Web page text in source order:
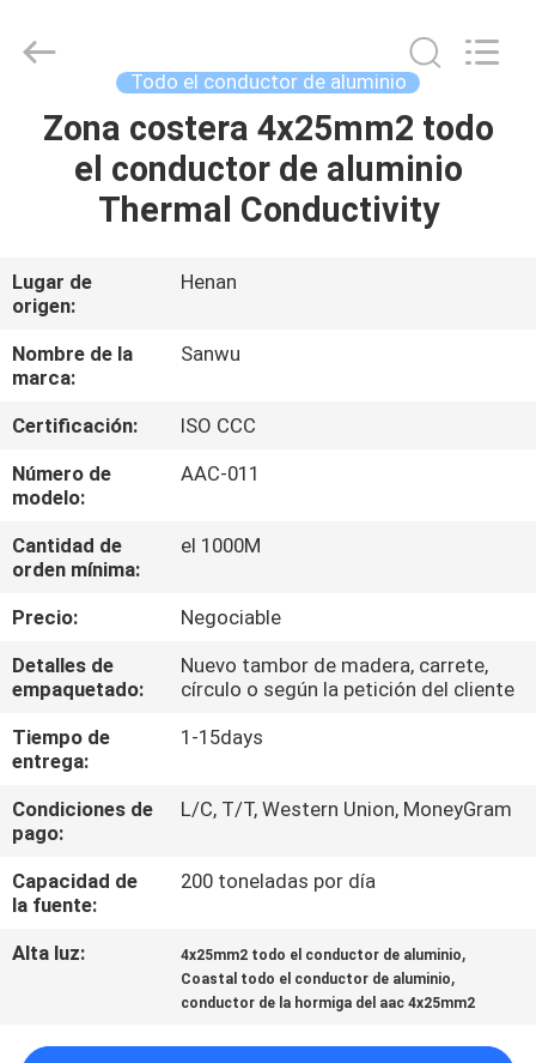
HOGAR
PRODUCTOS
SOBRE
NOSOTROS
VIAJE
DE
LA
DE
CALIDAD
ÉNTRENOS
EN
CONTACTO
CON
NOTICIAS
Cable
Reserved.
Todo el conductor de aluminio
Zona costera 4x25mm2 todo
el conductor de aluminio
Thermal Conductivity
Lugar de
origen:
Henan
Nombre de la
marca:
Sanwu
Certificación:
ISO CCC
Número de
modelo:
AAC-011
Cantidad de
orden mínima:
el 1000M
Precio:
Negociable
Detalles de
empaquetado:
Nuevo tambor de madera, carrete,
círculo o según la petición del cliente
Tiempo de
entrega:
1-15days
Condiciones de
pago:
L/C, T/T, Western Union, MoneyGram
Capacidad de
la fuente:
200 toneladas por día
Alta luz: 4x25mm2 todo el conductor de aluminio,
Coastal todo el conductor de aluminio,
conductor de la hormiga del aac 4x25mm2